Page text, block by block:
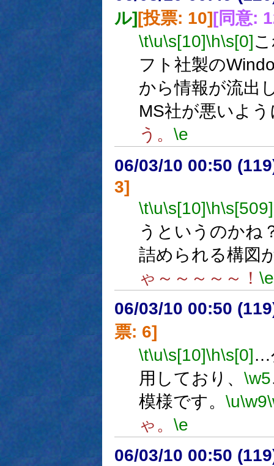
ル] [投票: 10] [同意:
\t\u\s[10]\h\s[0]
フト社製の
から情報が流出
MS社が悪いよ
う。 \e
06/03/10 00:50
3]
\t\u\s[10]\h\s[509]
うというのかね
詰められる構図
ゃ～～～～～！ \e
06/03/10 00:50
票: 6]
\t\u\s[10]\h\s[0]…
用しており、 \w5
模様です。 \u\w9
ゃ。 \e
06/03/10 00:50